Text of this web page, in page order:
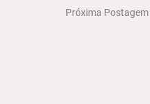
Próxima Postagem